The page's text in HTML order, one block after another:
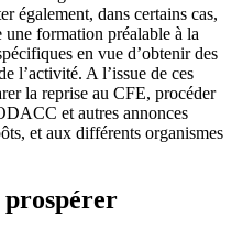
également, dans certains cas,
une formation préalable à la
en vue d’obtenir des
l’activité. A l’issue de ces
la reprise au CFE, procéder
et autres annonces
et aux différents organismes
prospérer